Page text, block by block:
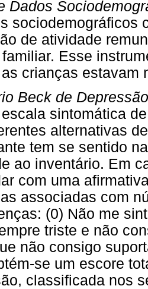
Dados
sociodemográficos
de atividade
Esse
crianças estavam
Beck de
sintomática
alternativas
tem se sentido
ao inventário. Em
com uma
associadas com
(0) Não me
triste e não
não consigo
se um escore
classificada nos